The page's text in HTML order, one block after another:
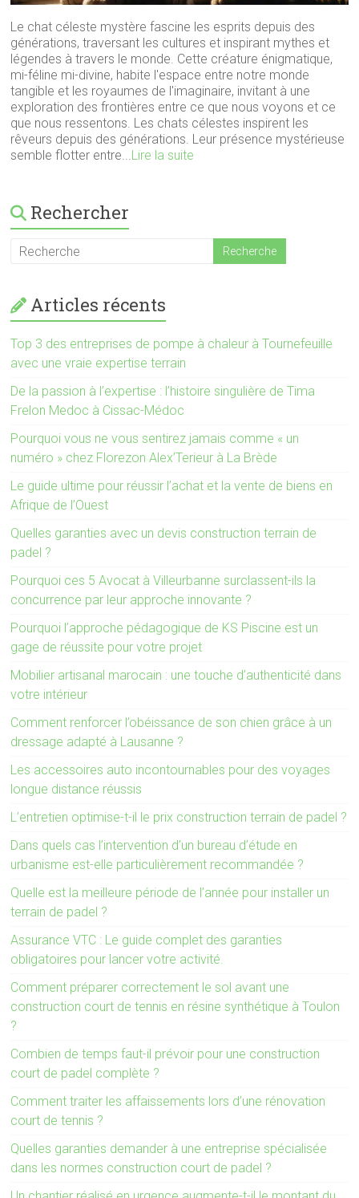
Le chat céleste mystère fascine les esprits depuis des
générations, traversant les cultures et inspirant mythes et
légendes à travers le monde. Cette créature énigmatique,
mi-féline mi-divine, habite l'espace entre notre monde
tangible et les royaumes de l'imaginaire, invitant à une
exploration des frontières entre ce que nous voyons et ce
que nous ressentons. Les chats célestes inspirent les
rêveurs depuis des générations. Leur présence mystérieuse
semble flotter entre...Lire la suite
Rechercher
Articles récents
Top 3 des entreprises de pompe à chaleur à Tournefeuille
avec une vraie expertise terrain
De la passion à l’expertise : l’histoire singulière de Tima
Frelon Medoc à Cissac-Médoc
Pourquoi vous ne vous sentirez jamais comme « un
numéro » chez Florezon Alex’Terieur à La Brède
Le guide ultime pour réussir l’achat et la vente de biens en
Afrique de l’Ouest
Quelles garanties avec un devis construction terrain de
padel ?
Pourquoi ces 5 Avocat à Villeurbanne surclassent-ils la
concurrence par leur approche innovante ?
Pourquoi l’approche pédagogique de KS Piscine est un
gage de réussite pour votre projet
Mobilier artisanal marocain : une touche d’authenticité dans
votre intérieur
Comment renforcer l’obéissance de son chien grâce à un
dressage adapté à Lausanne ?
Les accessoires auto incontournables pour des voyages
longue distance réussis
L’entretien optimise-t-il le prix construction terrain de padel ?
Dans quels cas l’intervention d’un bureau d’étude en
urbanisme est-elle particulièrement recommandée ?
Quelle est la meilleure période de l’année pour installer un
terrain de padel ?
Assurance VTC : Le guide complet des garanties
obligatoires pour lancer votre activité.
Comment préparer correctement le sol avant une
construction court de tennis en résine synthétique à Toulon
?
Combien de temps faut-il prévoir pour une construction
court de padel complète ?
Comment traiter les affaissements lors d’une rénovation
court de tennis ?
Quelles garanties demander à une entreprise spécialisée
dans les normes construction court de padel ?